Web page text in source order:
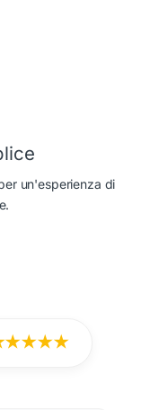
un'esperienza di